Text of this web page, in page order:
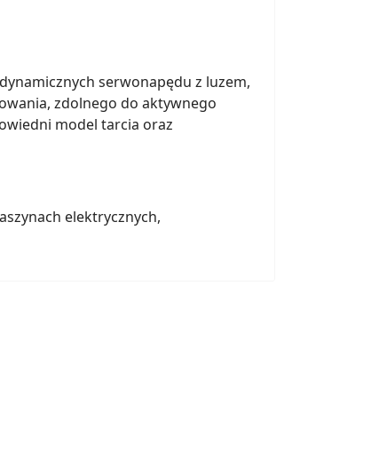
serwonapędu z luzem,
zdolnego do aktywnego
model tarcia oraz
elektrycznych,